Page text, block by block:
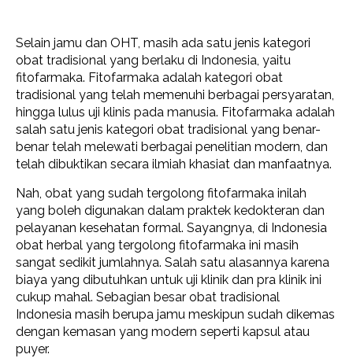
Selain jamu dan OHT, masih ada satu jenis kategori
obat tradisional yang berlaku di Indonesia, yaitu
fitofarmaka. Fitofarmaka adalah kategori obat
tradisional yang telah memenuhi berbagai persyaratan,
hingga lulus uji klinis pada manusia. Fitofarmaka adalah
salah satu jenis kategori obat tradisional yang benar-
benar telah melewati berbagai penelitian modern, dan
telah dibuktikan secara ilmiah khasiat dan manfaatnya.
Nah, obat yang sudah tergolong fitofarmaka inilah
yang boleh digunakan dalam praktek kedokteran dan
pelayanan kesehatan formal. Sayangnya, di Indonesia
obat herbal yang tergolong fitofarmaka ini masih
sangat sedikit jumlahnya. Salah satu alasannya karena
biaya yang dibutuhkan untuk uji klinik dan pra klinik ini
cukup mahal. Sebagian besar obat tradisional
Indonesia masih berupa jamu meskipun sudah dikemas
dengan kemasan yang modern seperti kapsul atau
puyer.